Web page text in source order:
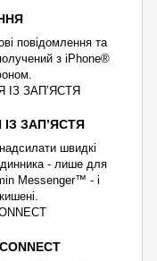
повідомлення та
з iPhone®
ЗАП’ЯСТЯ
швидкі
- лише для
Messenger™ - і